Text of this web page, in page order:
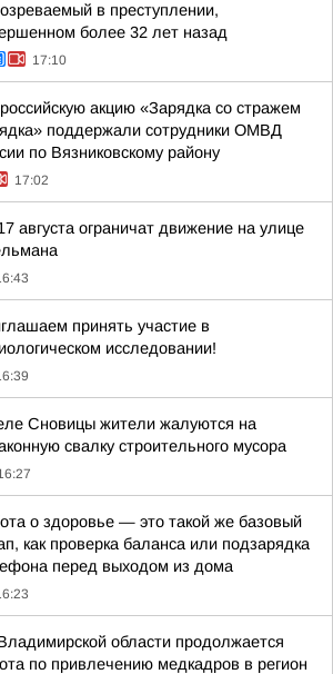
в преступлении,
более 32 лет назад
17:10
акцию «Зарядка со стражем
поддержали сотрудники ОМВД
по Вязниковскому району
17:02
августа ограничат движение на улице
принять участие в
исследовании!
Сновицы жители жалуются на
свалку строительного мусора
о здоровье — это такой же базовый
как проверка баланса или подзарядка
перед выходом из дома
области продолжается
по привлечению медкадров в регион